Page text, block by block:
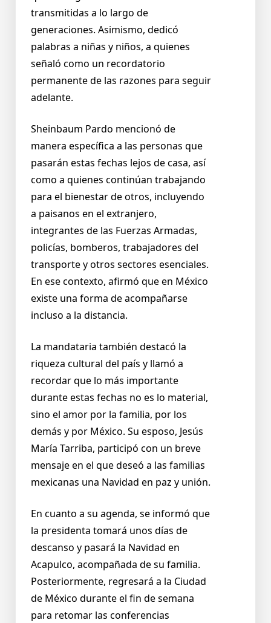
transmitidas a lo largo de
generaciones. Asimismo, dedicó
palabras a niñas y niños, a quienes
señaló como un recordatorio
permanente de las razones para seguir
adelante.
Sheinbaum Pardo mencionó de
manera específica a las personas que
pasarán estas fechas lejos de casa, así
como a quienes continúan trabajando
para el bienestar de otros, incluyendo
a paisanos en el extranjero,
integrantes de las Fuerzas Armadas,
policías, bomberos, trabajadores del
transporte y otros sectores esenciales.
En ese contexto, afirmó que en México
existe una forma de acompañarse
incluso a la distancia.
La mandataria también destacó la
riqueza cultural del país y llamó a
recordar que lo más importante
durante estas fechas no es lo material,
sino el amor por la familia, por los
demás y por México. Su esposo, Jesús
María Tarriba, participó con un breve
mensaje en el que deseó a las familias
mexicanas una Navidad en paz y unión.
En cuanto a su agenda, se informó que
la presidenta tomará unos días de
descanso y pasará la Navidad en
Acapulco, acompañada de su familia.
Posteriormente, regresará a la Ciudad
de México durante el fin de semana
para retomar las conferencias